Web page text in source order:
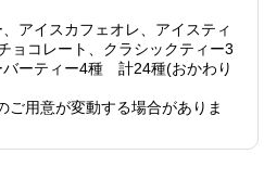
アイスカフェオレ、アイスティ
ョコレート、クラシックティー3
ーティー4種 計24種(おかわり
用意が変動する場合がありま